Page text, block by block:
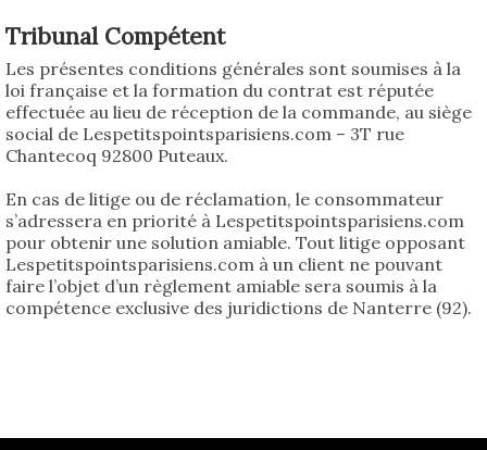
Tribunal Compétent
Les présentes conditions générales sont soumises à la
loi française et la formation du contrat est réputée
effectuée au lieu de réception de la commande, au siège
social de Lespetitspointsparisiens.com – 3T rue
Chantecoq 92800 Puteaux.
En cas de litige ou de réclamation, le consommateur
s’adressera en priorité à Lespetitspointsparisiens.com
pour obtenir une solution amiable. Tout litige opposant
Lespetitspointsparisiens.com à un client ne pouvant
faire l’objet d’un règlement amiable sera soumis à la
compétence exclusive des juridictions de Nanterre (92).